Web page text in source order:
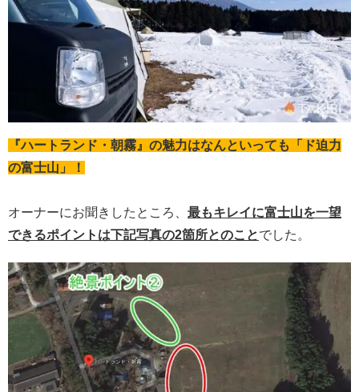
『ハートランド・朝霧』の魅力はなんといっても「ド迫力
の富士山」！
オーナーにお聞きしたところ、 最もキレイに富士山を一望
できるポイントは下記写真の2箇所とのことでした。